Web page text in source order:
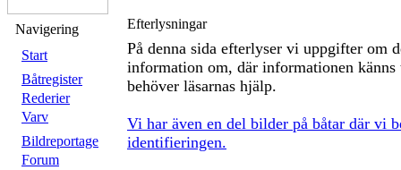
Navigering
Start
Båtregister
Rederier
Varv
Bildreportage
Forum
Efterlysningar
På denna sida efterlyser vi uppgifter om
information om, där informationen känns
behöver läsarnas hjälp.
Vi har även en del bilder på båtar där vi
identifieringen.